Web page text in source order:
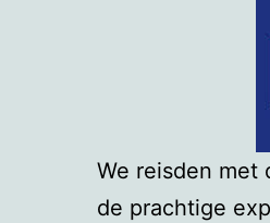
We reisden met
de prachtige